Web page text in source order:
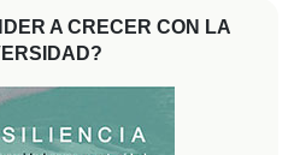
A CRECER CON LA